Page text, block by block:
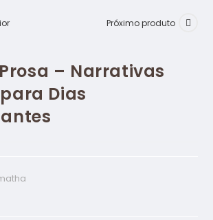
Próximo produto
– Narrativas
Dias